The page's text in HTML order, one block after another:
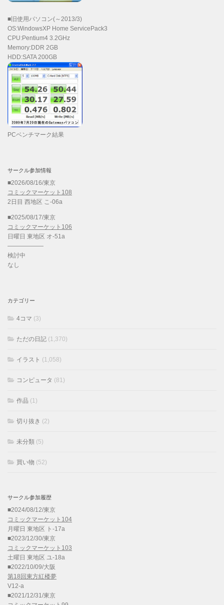
■旧使用パソコン(～2013/3)
OS:WindowsXP Home ServicePack3
CPU:Pentium4 3.2GHz
Memory:DDR 2GB
HDD:SATA 200GB
PCベンチマーク結果
サークル参加情報
■2026/08/16/東京
コミックマーケット108
2日目 西地区 こ-06a
■2025/08/17/東京
コミックマーケット106
日曜日 東地区 オ-51a
——————
検討中
なし
カテゴリー
4コマ (3)
ただの日記 (1,370)
イラスト (1,058)
コンピュータ (81)
作品 (1)
切り抜き (2)
未分類 (5)
買い物 (52)
サークル参加履歴
■2024/08/12/東京
コミックマーケット104
月曜日 東地区 ト-17a
■2023/12/30/東京
コミックマーケット103
土曜日 東地区 ユ-18a
■2022/10/09/大阪
第18回東方紅楼夢
V12-a
■2021/12/31/東京